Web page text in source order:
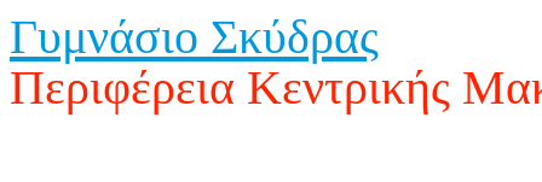
Γυμνάσιο Σκύδρας
Περιφέρεια Κεντρικής